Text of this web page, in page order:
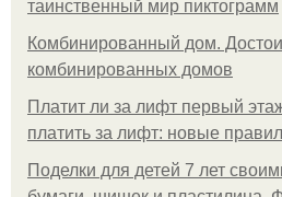
таинственный мир пиктограмм
Комбинированный дом.
комбинированных домов
Платит ли за лифт первый
платить за лифт: новые
Поделки для детей 7 лет